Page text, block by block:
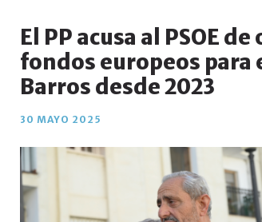
El PP acusa al PSOE
fondos europeos para
Barros desde 2023
30 MAYO 2025